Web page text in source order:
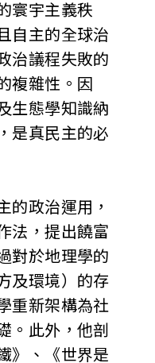
寰宇主義秩
自主的全球治
治議程失敗的
複雜性。因
生態學知識納
是真民主的必
的政治運用，
法，提出饒富
對於地理學的
及環境）的存
重新架構為社
。此外，他剖
》、《世界是